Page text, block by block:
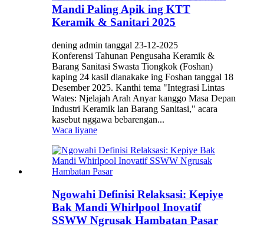
Mandi Paling Apik ing KTT
Keramik & Sanitari 2025
dening admin tanggal 23-12-2025
Konferensi Tahunan Pengusaha Keramik &
Barang Sanitasi Swasta Tiongkok (Foshan)
kaping 24 kasil dianakake ing Foshan tanggal 18
Desember 2025. Kanthi tema "Integrasi Lintas
Wates: Njelajah Arah Anyar kanggo Masa Depan
Industri Keramik lan Barang Sanitasi," acara
kasebut nggawa bebarengan...
Waca liyane
Ngowahi Definisi Relaksasi: Kepiye
Bak Mandi Whirlpool Inovatif
SSWW Ngrusak Hambatan Pasar